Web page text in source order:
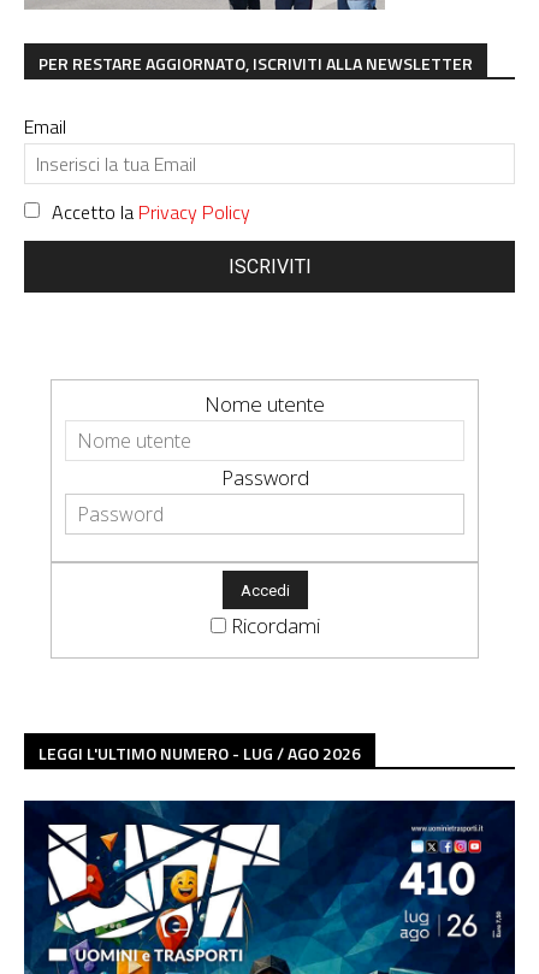
PER RESTARE AGGIORNATO, ISCRIVITI ALLA NEWSLETTER
Email
Accetto la Privacy Policy
ISCRIVITI
Nome utente
Password
Ricordami
LEGGI L'ULTIMO NUMERO - LUG / AGO 2026